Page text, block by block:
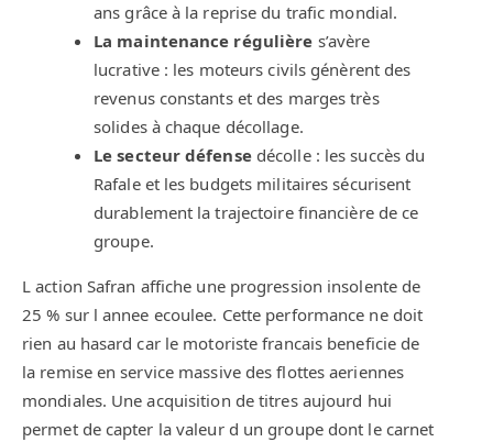
ans grâce à la reprise du trafic mondial.
La maintenance régulière s’avère
lucrative : les moteurs civils génèrent des
revenus constants et des marges très
solides à chaque décollage.
Le secteur défensedécolle : les succès du
Rafale et les budgets militaires sécurisent
durablement la trajectoire financière de ce
groupe.
L action Safran affiche une progression insolente de
25 % sur l annee ecoulee. Cette performance ne doit
rien au hasard car le motoriste francais beneficie de
la remise en service massive des flottes aeriennes
mondiales. Une acquisition de titres aujourd hui
permet de capter la valeur d un groupe dont le carnet